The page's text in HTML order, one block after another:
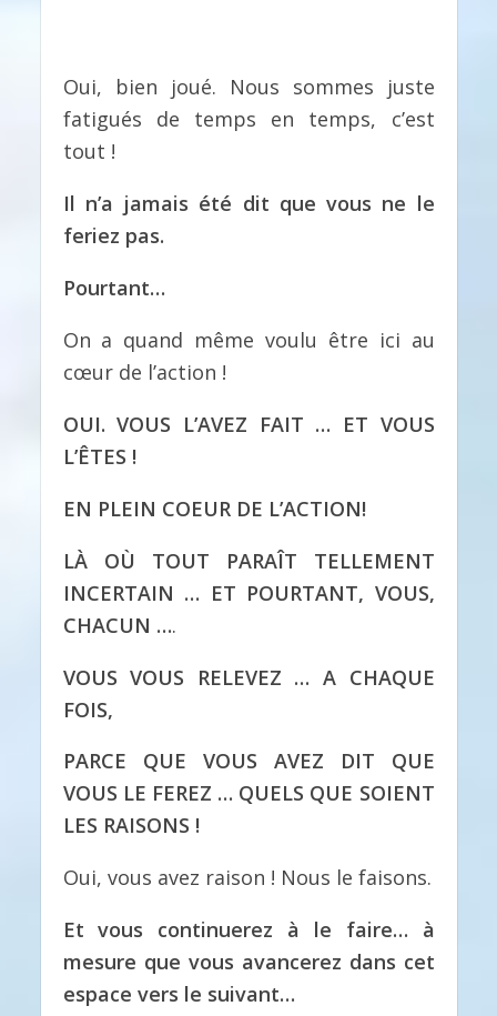
Oui, bien joué. Nous sommes juste
fatigués de temps en temps, c’est
tout !
Il n’a jamais été dit que vous ne le
feriez pas.
Pourtant…
On a quand même voulu être ici au
cœur de l’action !
OUI. VOUS L’AVEZ FAIT … ET VOUS
L’ÊTES !
EN PLEIN COEUR DE L’ACTION!
LÀ OÙ TOUT PARAÎT TELLEMENT
INCERTAIN … ET POURTANT, VOUS,
CHACUN ….
VOUS VOUS RELEVEZ … A CHAQUE
FOIS,
PARCE QUE VOUS AVEZ DIT QUE
VOUS LE FEREZ … QUELS QUE SOIENT
LES RAISONS !
Oui, vous avez raison ! Nous le faisons.
Et vous continuerez à le faire… à
mesure que vous avancerez dans cet
espace vers le suivant…